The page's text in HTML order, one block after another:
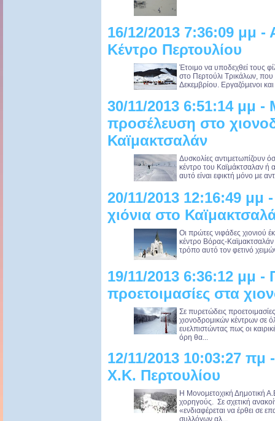
16/12/2013 7:36:09 μμ -
Κέντρο Περτουλίου
Έτοιμο να υποδεχθεί τους
στο Περτούλι Τρικάλων, που
Δεκεμβρίου. Εργαζόμενοι
30/11/2013 6:51:14 μμ -
προσέλευση στο
Καϊμακτσαλάν
Δυσκολίες αντιμετωπίζουν
κέντρο του Καϊμάκτσαλαν
αυτό είναι εφικτή μόνο με
20/11/2013 12:16:49
χιόνια στο
Οι πρώτες νιφάδες χιονιού
κέντρο Βόρας-
τρόπο αυτό τον φετινό
19/11/2013 6:36:12 μμ -
προετοιμασίες στα
Σε πυρετώδεις
χιονοδρομικών κέντρων σε
ευελπιστώντας πως οι
όρη θα...
12/11/2013 10:03:27 πμ
Χ.Κ. Περτουλίου
Η Μονομετοχική Δημοτική
χορηγούς. Σε σχετική
«ενδιαφέρεται να έρθει σε
συλλόγων αλ...